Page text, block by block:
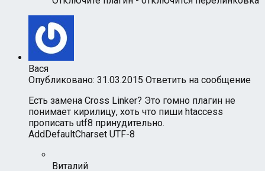
Вася
Опубликовано: 31.03.2015 Ответить на сообщение
Есть замена Cross Linker? Это гомно плагин не
понимает кирилицу, хоть что пиши htaccess
прописать utf8 принудительно.
AddDefaultCharset UTF-8
Виталий